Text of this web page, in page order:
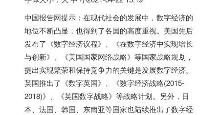
中国报告网提示：在现代社会的发展中，数字经济的
地位不断凸显，也得到了各国的高度重视。 美国先后
发布了《数字经济议程》、《在数字经济中实现增长
与创新》、《美国国家网络战略》等国家战略规划，
提出实现繁荣和保持竞争力的关键是发展数字经济。
英国推出了《数字英国》、《数字经济战略(2015-
2018)》、《英国数字战略》等战略计划。另外， 日
本
法国 韩国 、东南亚等国家也陆续推出了数字经